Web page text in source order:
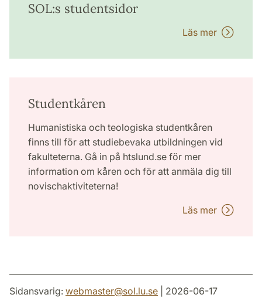
SOL:s studentsidor
Läs mer
Studentkåren
Humanistiska och teologiska studentkåren
finns till för att studiebevaka utbildningen vid
fakulteterna. Gå in på htslund.se för mer
information om kåren och för att anmäla dig till
novischaktiviteterna!
Läs mer
Sidansvarig: webmaster@sol.lu.se | 2026-06-17